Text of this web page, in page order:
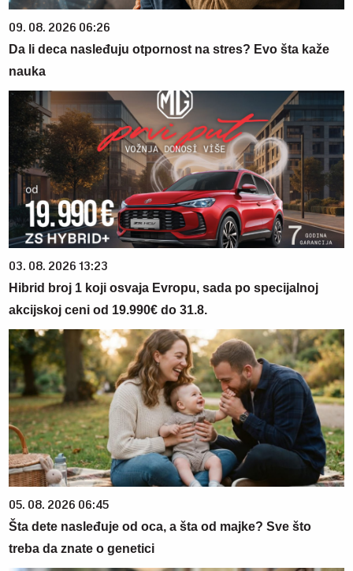
09. 08. 2026 06:26
Da li deca nasleđuju otpornost na stres? Evo šta kaže
nauka
03. 08. 2026 13:23
Hibrid broj 1 koji osvaja Evropu, sada po specijalnoj
akcijskoj ceni od 19.990€ do 31.8.
05. 08. 2026 06:45
Šta dete nasleđuje od oca, a šta od majke? Sve što
treba da znate o genetici